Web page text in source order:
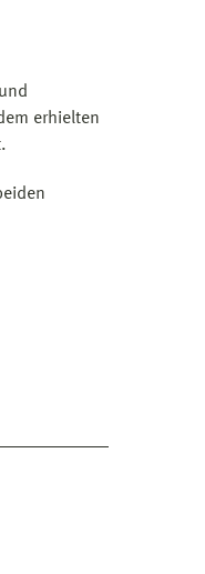
erhielten